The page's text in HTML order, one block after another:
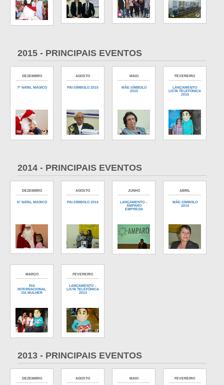
2015 - PRINCIPAIS EVENTOS
DEZEMBRO
7º NATAL MÁGICO
AGOSTO
PAI-SÍMBOLO 2015
MAIO
MÃE-SÍMBOLO
2015
FEVEREIRO
LANÇAMENTO
LISTA TELEFÔNICA
2015
2014 - PRINCIPAIS EVENTOS
DEZEMBRO
6º NATAL MÁGICO
AGOSTO
PAI-SÍMBOLO 2014
JUNHO
LANÇAMENTO –
AMPARO
EMPREGA
ABRIL
MÃE-SÌMBOLO
2014
MARÇO
DIA
INTERNACIONAL
DA MULHER
FEVEREIRO
LANÇAMENTO –
LISTA TELEFÔNICA
2014
2013 - PRINCIPAIS EVENTOS
DEZEMBRO AGOSTO MAIO FEVEREIRO